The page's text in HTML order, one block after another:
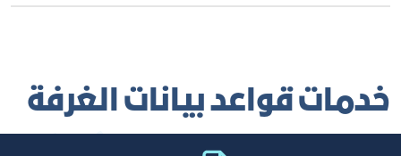
خدمات قواعد بيانات الغرفة